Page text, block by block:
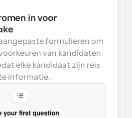
wanneer er iets gebeurt
in voor
formulieren om
van kandidaten
elke kandidaat zijn reis
informatie.